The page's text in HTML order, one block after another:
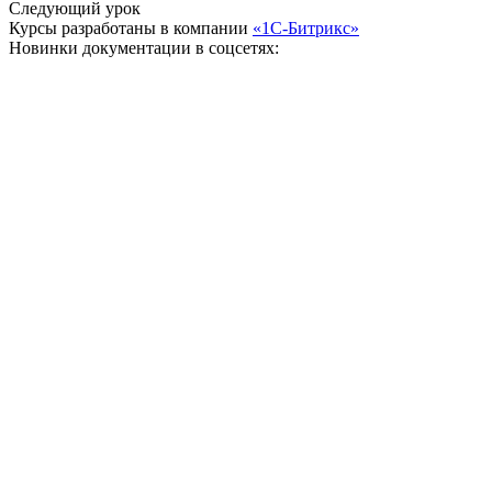
Следующий урок
Курсы разработаны в компании «1С-Битрикс»
Новинки документации в соцсетях: